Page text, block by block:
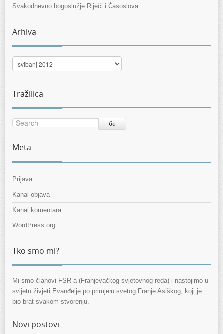
Svakodnevno bogoslužje Riječi i Časoslova
Arhiva
Arhiva
Tražilica
Go
Meta
Prijava
Kanal objava
Kanal komentara
WordPress.org
Tko smo mi?
Mi smo članovi FSR-a (Franjevačkog svjetovnog reda) i nastojimo u
svijetu živjeti Evanđelje po primjeru svetog Franje Asiškog, koji je
bio brat svakom stvorenju.
Novi postovi